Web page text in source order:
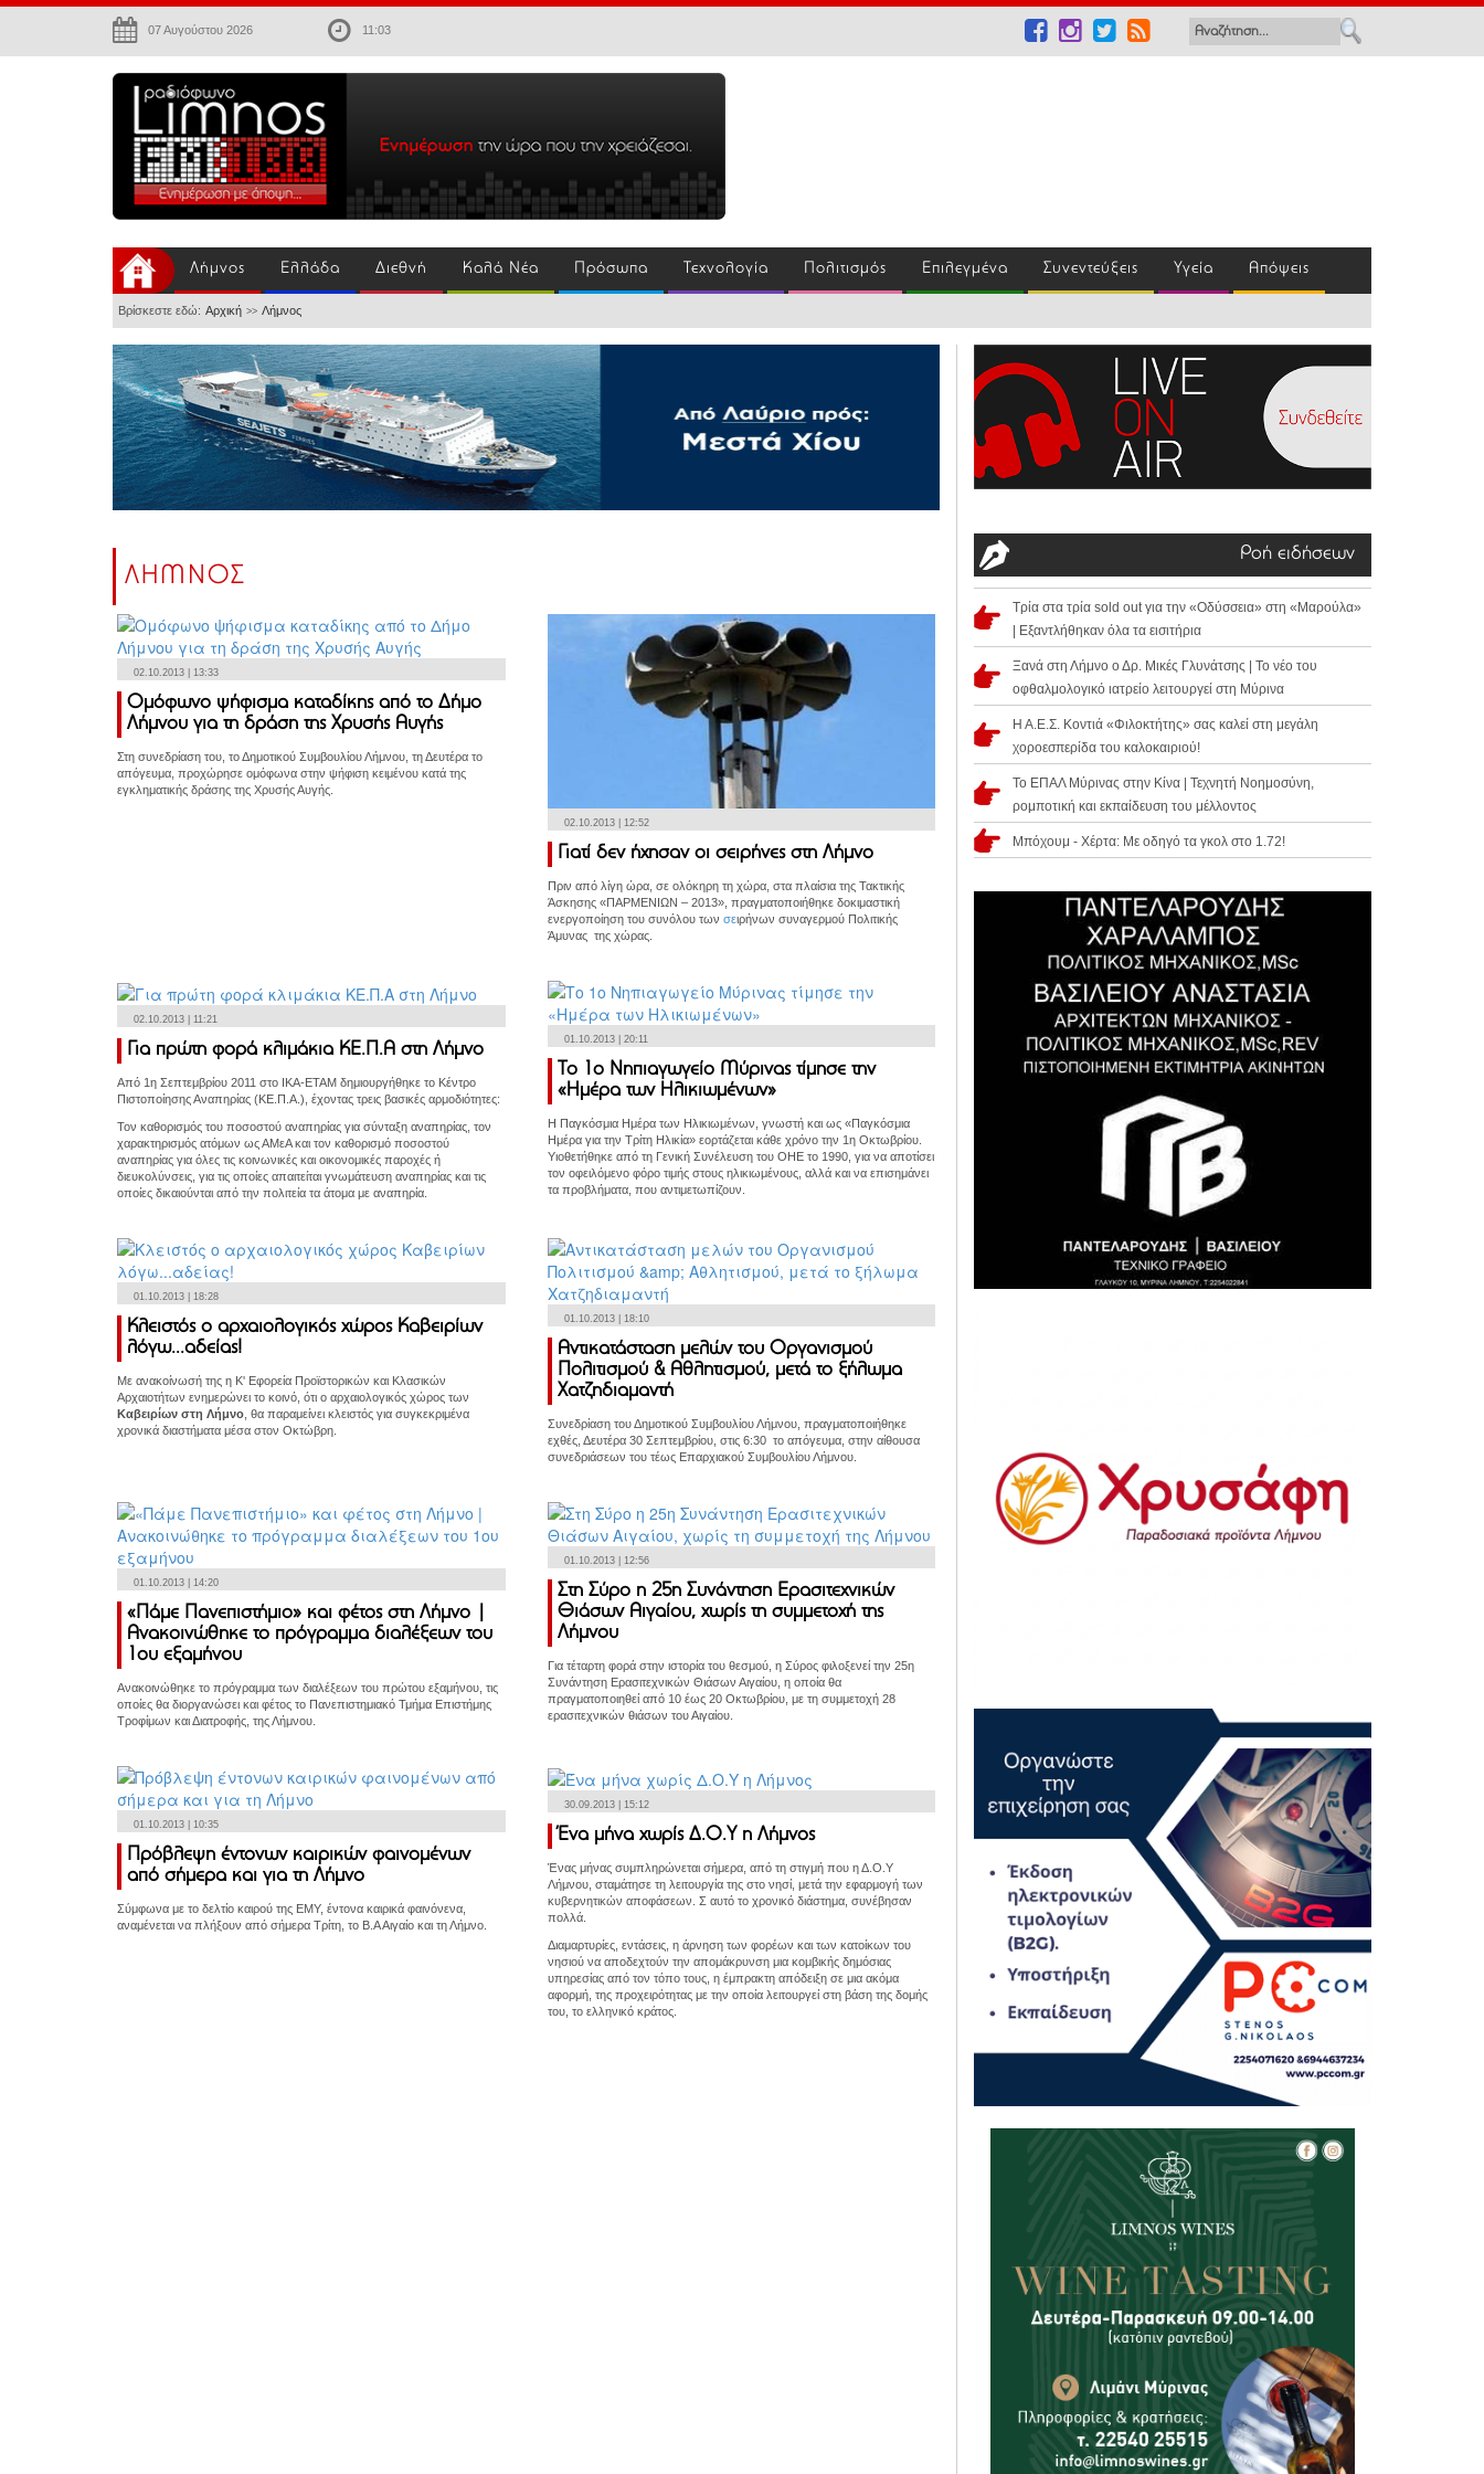
07 Αυγούστου 2026 11:03
Λήμνος Ελλάδα Διεθνή Καλά Νέα Πρόσωπα Τεχνολογία Πολιτισμός Επιλεγμένα Συνεντεύξεις Υγεία Απόψεις
Βρίσκεστε εδώ: Αρχική >> Λήμνος
ΛΗΜΝΟΣ
02.10.2013 | 13:33
Ομόφωνο ψήφισμα καταδίκης από το Δήμο
Λήμνου για τη δράση της Χρυσής Αυγής
Στη συνεδρίαση του, το Δημοτικού Συμβουλίου Λήμνου, τη Δευτέρα το
απόγευμα, προχώρησε ομόφωνα στην ψήφιση κειμένου κατά της
εγκληματικής δράσης της Χρυσής Αυγής.
02.10.2013 | 12:52
Γιατί δεν ήχησαν οι σειρήνες στη Λήμνο
Πριν από λίγη ώρα, σε ολόκηρη τη χώρα, στα πλαίσια της Τακτικής
Άσκησης «ΠΑΡΜΕΝΙΩΝ – 2013», πραγματοποιήθηκε δοκιμαστική
ενεργοποίηση του συνόλου των σειρήνων συναγερμού Πολιτικής
Άμυνας της χώρας.
02.10.2013 | 11:21
Για πρώτη φορά κλιμάκια ΚΕ.Π.Α στη Λήμνο
Από 1η Σεπτεμβρίου 2011 στο ΙΚΑ-ΕΤΑΜ δημιουργήθηκε το Κέντρο
Πιστοποίησης Αναπηρίας (ΚΕ.Π.Α.), έχοντας τρεις βασικές αρμοδιότητες:
Τον καθορισμός του ποσοστού αναπηρίας για σύνταξη αναπηρίας, τον
χαρακτηρισμός ατόμων ως ΑΜεΑ και τον καθορισμό ποσοστού
αναπηρίας για όλες τις κοινωνικές και οικονομικές παροχές ή
διευκολύνσεις, για τις οποίες απαιτείται γνωμάτευση αναπηρίας και τις
οποίες δικαιούνται από την πολιτεία τα άτομα με αναπηρία.
01.10.2013 | 20:11
Το 1ο Νηπιαγωγείο Μύρινας τίμησε την
«Ημέρα των Ηλικιωμένων»
Η Παγκόσμια Ημέρα των Ηλικιωμένων, γνωστή και ως «Παγκόσμια
Ημέρα για την Τρίτη Ηλικία» εορτάζεται κάθε χρόνο την 1η Οκτωβρίου.
Υιοθετήθηκε από τη Γενική Συνέλευση του ΟΗΕ το 1990, για να αποτίσει
τον οφειλόμενο φόρο τιμής στους ηλικιωμένους, αλλά και να επισημάνει
τα προβλήματα, που αντιμετωπίζουν.
01.10.2013 | 18:28
Κλειστός ο αρχαιολογικός χώρος Καβειρίων
λόγω...αδείας!
Με ανακοίνωσή της η Κ' Εφορεία Προϊστορικών και Κλασικών
Αρχαιοτήτων ενημερώνει το κοινό, ότι ο αρχαιολογικός χώρος των
Καβειρίων στη Λήμνο , θα παραμείνει κλειστός για συγκεκριμένα
χρονικά διαστήματα μέσα στον Οκτώβρη.
01.10.2013 | 18:10
Αντικατάσταση μελών του Οργανισμού
Πολιτισμού & Αθλητισμού, μετά το ξήλωμα
Χατζηδιαμαντή
Συνεδρίαση του Δημοτικού Συμβουλίου Λήμνου, πραγματοποιήθηκε
εχθές, Δευτέρα 30 Σεπτεμβρίου, στις 6:30 το απόγευμα, στην αίθουσα
συνεδριάσεων του τέως Επαρχιακού Συμβουλίου Λήμνου.
01.10.2013 | 14:20
«Πάμε Πανεπιστήμιο» και φέτος στη Λήμνο |
Ανακοινώθηκε το πρόγραμμα διαλέξεων του
1ου εξαμήνου
Ανακοινώθηκε το πρόγραμμα των διαλέξεων του πρώτου εξαμήνου, τις
οποίες θα διοργανώσει και φέτος το Πανεπιστημιακό Τμήμα Επιστήμης
Τροφίμων και Διατροφής, της Λήμνου.
01.10.2013 | 12:56
Στη Σύρο η 25η Συνάντηση Ερασιτεχνικών
Θιάσων Αιγαίου, χωρίς τη συμμετοχή της
Λήμνου
Για τέταρτη φορά στην ιστορία του θεσμού, η Σύρος φιλοξενεί την 25η
Συνάντηση Ερασιτεχνικών Θιάσων Αιγαίου, η οποία θα
πραγματοποιηθεί από 10 έως 20 Οκτωβρίου, με τη συμμετοχή 28
ερασιτεχνικών θιάσων του Αιγαίου.
01.10.2013 | 10:35
Πρόβλεψη έντονων καιρικών φαινομένων
από σήμερα και για τη Λήμνο
Σύμφωνα με το δελτίο καιρού της ΕΜΥ, έντονα καιρικά φαινόνενα,
αναμένεται να πλήξουν από σήμερα Τρίτη, το Β.Α Αιγαίο και τη Λήμνο.
30.09.2013 | 15:12
Ένα μήνα χωρίς Δ.Ο.Υ η Λήμνος
Ένας μήνας συμπληρώνεται σήμερα, από τη στιγμή που η Δ.Ο.Υ
Λήμνου, σταμάτησε τη λειτουργία της στο νησί, μετά την εφαρμογή των
κυβερνητικών αποφάσεων. Σ αυτό το χρονικό διάστημα, συνέβησαν
πολλά.
Διαμαρτυρίες, εντάσεις, η άρνηση των φορέων και των κατοίκων του
νησιού να αποδεχτούν την απομάκρυνση μια κομβικής δημόσιας
υπηρεσίας από τον τόπο τους, η έμπρακτη απόδειξη σε μια ακόμα
αφορμή, της προχειρότητας με την οποία λειτουργεί στη βάση της δομής
του, το ελληνικό κράτος.
Ροή ειδήσεων
Τρία στα τρία sold out για την «Οδύσσεια» στη «Μαρούλα»
| Εξαντλήθηκαν όλα τα εισιτήρια
Ξανά στη Λήμνο ο Δρ. Μικές Γλυνάτσης | Το νέο του
οφθαλμολογικό ιατρείο λειτουργεί στη Μύρινα
Η Α.Ε.Σ. Κοντιά «Φιλοκτήτης» σας καλεί στη μεγάλη
χοροεσπερίδα του καλοκαιριού!
Το ΕΠΑΛ Μύρινας στην Κίνα | Τεχνητή Νοημοσύνη,
ρομποτική και εκπαίδευση του μέλλοντος
Μπόχουμ - Χέρτα: Με οδηγό τα γκολ στο 1.72!